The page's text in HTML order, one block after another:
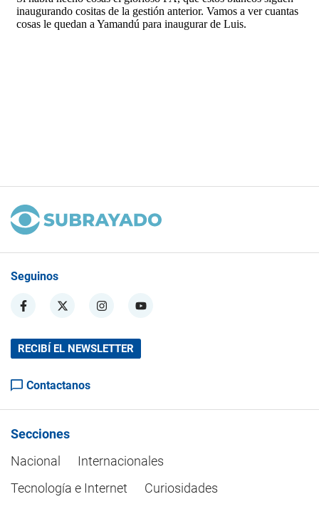
Seguinos
RECIBÍ EL NEWSLETTER
Contactanos
Secciones
Nacional
Internacionales
Tecnología e Internet
Curiosidades